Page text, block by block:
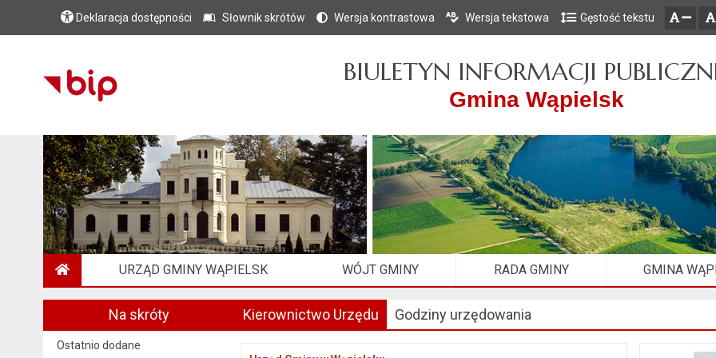
Przejdź do głównego menu
Przejdź do treści
Przejdź do mapy serwisu
Deklaracja dostępności Słownik skrótów Wersja kontrastowa Wersja tekstowa Gęstość tekstu
BIULETYN INFORMACJI
Gmina Wąpielsk
URZĄD GMINY WĄPIELSK WÓJT GMINY RADA GMINY GMINA
Na skróty
Ostatnio dodane
Kierownictwo Urzędu Godziny urzędowania